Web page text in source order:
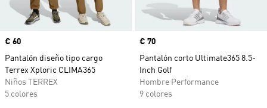
Precio
€ 60
Pantalón diseño tipo cargo
Terrex Xploric CLIMA365
Niños TERREX
5 colores
Precio
€ 70
Pantalón corto Ultimate365 8.5-
Inch Golf
Hombre Performance
9 colores